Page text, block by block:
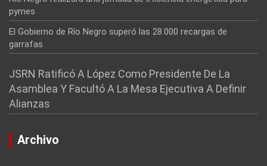
pymes
El Gobierno de Río Negro superó las 28.000 recargas de
garrafas
JSRN Ratificó A López Como Presidente De La
Asamblea Y Facultó A La Mesa Ejecutiva A Definir
Alianzas
Archivo